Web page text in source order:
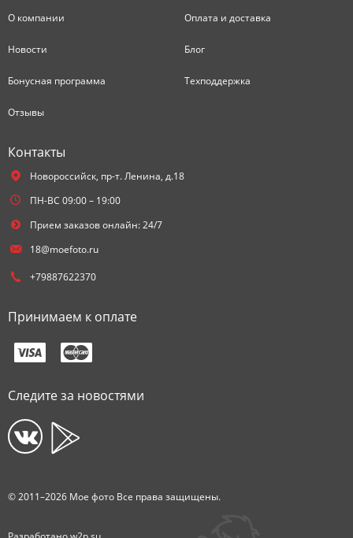
О компании Оплата и доставка
Новости Блог
Бонусная программа Техподдержка
Отзывы
Контакты
Новороссийск, пр-т. Ленина, д.18
ПН-ВС 09:00 – 19:00
Прием заказов онлайн: 24/7
18@moefoto.ru
+79887622370
Принимаем к оплате
Следите за новостями
© 2011–2026 Мое фото Все права защищены.